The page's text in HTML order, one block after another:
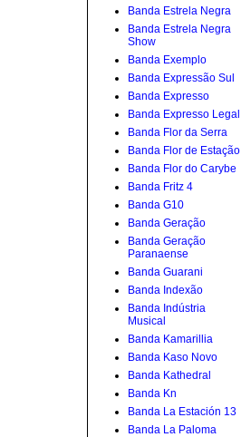
Banda Estrela Negra
Banda Estrela Negra
Show
Banda Exemplo
Banda Expressão Sul
Banda Expresso
Banda Expresso Legal
Banda Flor da Serra
Banda Flor de Estação
Banda Flor do Carybe
Banda Fritz 4
Banda G10
Banda Geração
Banda Geração
Paranaense
Banda Guarani
Banda Indexão
Banda Indústria
Musical
Banda Kamarillia
Banda Kaso Novo
Banda Kathedral
Banda Kn
Banda La Estación 13
Banda La Paloma